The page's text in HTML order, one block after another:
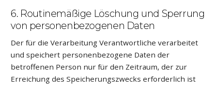
6. Routinemäßige Löschung und Sperrung
von personenbezogenen Daten
Der für die Verarbeitung Verantwortliche verarbeitet
und speichert personenbezogene Daten der
betroffenen Person nur für den Zeitraum, der zur
Erreichung des Speicherungszwecks erforderlich ist